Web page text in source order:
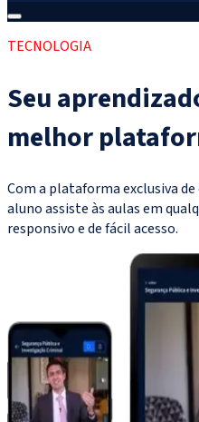
TECNOLOGIA
Seu
melhor
Com a plataforma exclusiva
aluno assiste às aulas em
responsivo e de fácil acesso.